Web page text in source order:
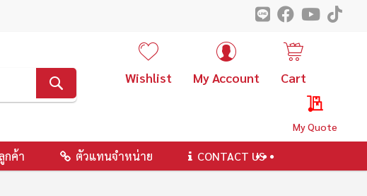
My Quote
Wishlist My Account Cart
กค้า ตัวแทนจำหน่าย CONTACT US